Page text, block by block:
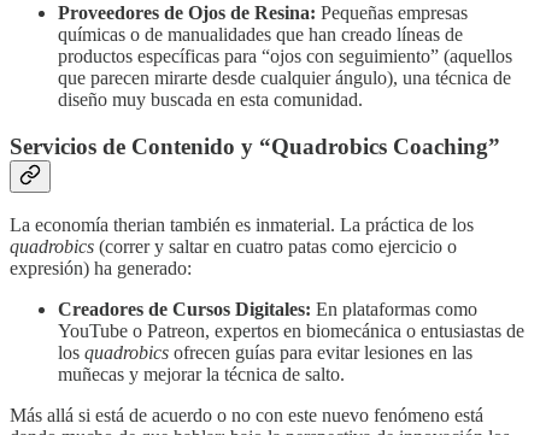
Proveedores de Ojos de Resina: Pequeñas empresas
químicas o de manualidades que han creado líneas de
productos específicas para “ojos con seguimiento” (aquellos
que parecen mirarte desde cualquier ángulo), una técnica de
diseño muy buscada en esta comunidad.
Servicios de Contenido y “Quadrobics Coaching”
La economía therian también es inmaterial. La práctica de los
quadrobics (correr y saltar en cuatro patas como ejercicio o
expresión) ha generado:
Creadores de Cursos Digitales: En plataformas como
YouTube o Patreon, expertos en biomecánica o entusiastas de
los quadrobics ofrecen guías para evitar lesiones en las
muñecas y mejorar la técnica de salto.
Más allá si está de acuerdo o no con este nuevo fenómeno está